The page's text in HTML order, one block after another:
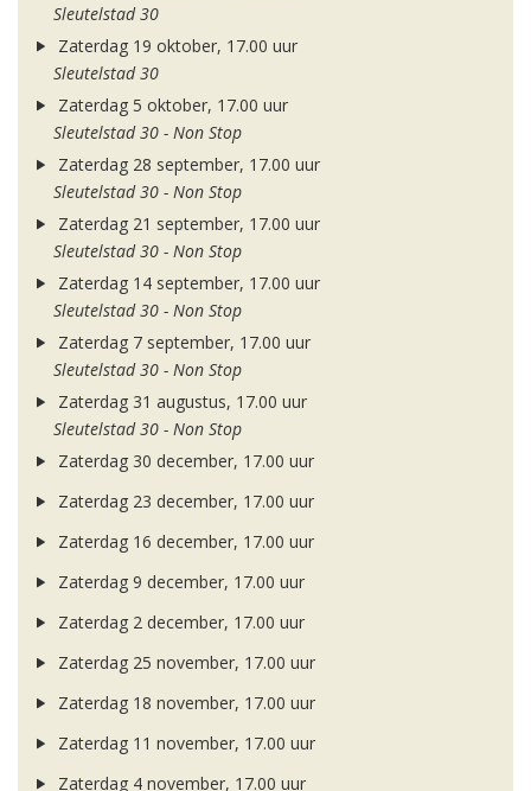
Sleutelstad 30
Zaterdag 19 oktober, 17.00 uur
Sleutelstad 30
Zaterdag 5 oktober, 17.00 uur
Sleutelstad 30 - Non Stop
Zaterdag 28 september, 17.00 uur
Sleutelstad 30 - Non Stop
Zaterdag 21 september, 17.00 uur
Sleutelstad 30 - Non Stop
Zaterdag 14 september, 17.00 uur
Sleutelstad 30 - Non Stop
Zaterdag 7 september, 17.00 uur
Sleutelstad 30 - Non Stop
Zaterdag 31 augustus, 17.00 uur
Sleutelstad 30 - Non Stop
Zaterdag 30 december, 17.00 uur
Zaterdag 23 december, 17.00 uur
Zaterdag 16 december, 17.00 uur
Zaterdag 9 december, 17.00 uur
Zaterdag 2 december, 17.00 uur
Zaterdag 25 november, 17.00 uur
Zaterdag 18 november, 17.00 uur
Zaterdag 11 november, 17.00 uur
Zaterdag 4 november, 17.00 uur